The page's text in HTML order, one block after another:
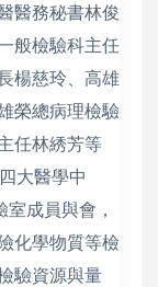
醫務秘書林俊
般檢驗科主任
楊慈玲、高雄
榮總病理檢驗
任林綉芳等
大醫學中
成員與會，
化學物質等檢
驗資源與量